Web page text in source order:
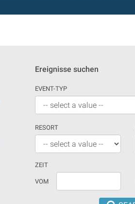
Ereignisse suchen
EVENT-TYP
RESORT
ZEIT
Wenn
Datum
VOM